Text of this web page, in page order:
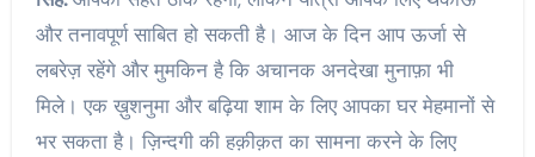
और तनावपूर्ण साबित हो सकती है। आज के दिन आप ऊर्जा से
लबरेज़ रहेंगे और मुमकिन है कि अचानक अनदेखा मुनाफ़ा भी
मिले। एक ख़ुशनुमा और बढ़िया शाम के लिए आपका घर मेहमानों से
भर सकता है। ज़िन्दगी की हक़ीक़त का सामना करने के लिए